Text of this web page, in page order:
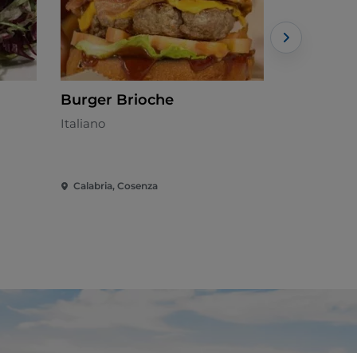
Burger Brioche
Italiano
Calabria, Cosenza